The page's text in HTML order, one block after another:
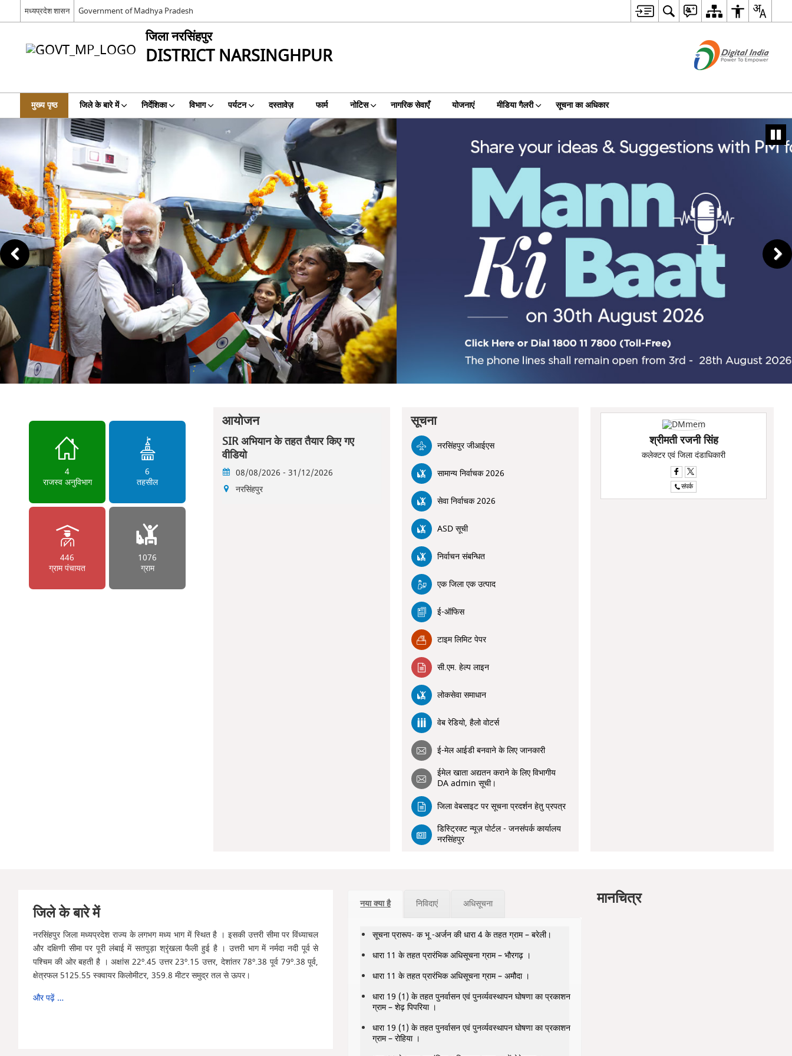
मध्यप्रदेश शासन Government of Madhya Pradesh
जिला नरसिंहपुर
DISTRICT NARSINGHPUR
मुख्य पृष्ठ जिले के बारे में निर्देशिका विभाग पर्यटन दस्तावेज़ फार्म नोटिस नागरिक सेवाएँ योजनाएं मीडिया गैलरी सूचना का अधिकार
4
राजस्व अनुविभाग
6
तहसील
446
ग्राम पंचायत
1076
ग्राम
आयोजन
SIR अभियान के तहत तैयार किए गए
वीडियो
08/08/2026 - 31/12/2026
नरसिंहपुर
सूचना
नरसिंहपुर जीआईएस
सामान्य निर्वाचक 2026
सेवा निर्वाचक 2026
ASD सूची
निर्वाचन संबन्धित
एक जिला एक उत्पाद
ई-ऑफिस
टाइम लिमिट पेपर
सी.एम. हेल्प लाइन
लोकसेवा समाधान
वेब रेडियो, हैलो वोटर्स
ई-मेल आईडी बनवाने के लिए जानकारी
ईमेल खाता अद्यतन कराने के लिए विभागीय
DA admin सूची।
जिला वेबसाइट पर सूचना प्रदर्शन हेतु प्रपत्र
डिस्ट्रिक्ट न्यूज़ पोर्टल - जनसंपर्क कार्यालय
नरसिंहपुर
श्रीमती रजनी सिंह
कलेक्टर एवं जिला दंडाधिकारी
संपर्क
जिले के बारे में
नरसिंहपुर जिला मध्यप्रदेश राज्य के लगभग मध्य भाग में स्थित है । इसकी उत्तरी सीमा पर विंध्याचल
और दक्षिणी सीमा पर पूरी लंबाई में सतपुड़ा श्रृंखला फैली हुई है । उत्तरी भाग में नर्मदा नदी पूर्व से
पश्चिम की ओर बहती है । अक्षांस 22º.45 उत्तर 23º.15 उत्तर, देशांतर 78º.38 पूर्व 79º.38 पूर्व,
क्षेत्रफल 5125.55 स्क्वायर किलोमीटर, 359.8 मीटर समुद्र तल से ऊपर।
और पढ़ें …
नया क्या है निविदाएं अधिसूचना
सूचना प्रारूप- क भू -अर्जन की धारा 4 के तहत ग्राम – बरेली।
धारा 11 के तहत प्रारंभिक अधिसूचना ग्राम – भौरगढ़ ।
धारा 11 के तहत प्रारंभिक अधिसूचना ग्राम – अमौदा ।
धारा 19 (1) के तहत पुनर्वासन एवं पुनर्व्यवस्थापन घोषणा का प्रकाशन
ग्राम – शेढ़ पिपरिया ।
धारा 19 (1) के तहत पुनर्वासन एवं पुनर्व्यवस्थापन घोषणा का प्रकाशन
ग्राम – रोहिया ।
मानचित्र